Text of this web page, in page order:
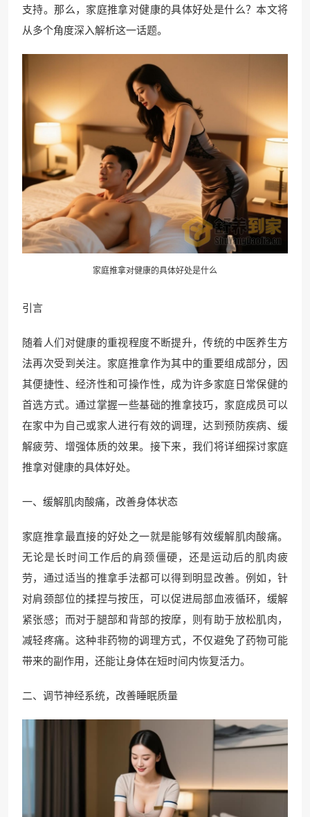
支持。那么，家庭推拿对健康的具体好处是什么？本文将
从多个角度深入解析这一话题。
家庭推拿对健康的具体好处是什么
引言
随着人们对健康的重视程度不断提升，传统的中医养生方
法再次受到关注。家庭推拿作为其中的重要组成部分，因
其便捷性、经济性和可操作性，成为许多家庭日常保健的
首选方式。通过掌握一些基础的推拿技巧，家庭成员可以
在家中为自己或家人进行有效的调理，达到预防疾病、缓
解疲劳、增强体质的效果。接下来，我们将详细探讨家庭
推拿对健康的具体好处。
一、缓解肌肉酸痛，改善身体状态
家庭推拿最直接的好处之一就是能够有效缓解肌肉酸痛。
无论是长时间工作后的肩颈僵硬，还是运动后的肌肉疲
劳，通过适当的推拿手法都可以得到明显改善。例如，针
对肩颈部位的揉捏与按压，可以促进局部血液循环，缓解
紧张感；而对于腿部和背部的按摩，则有助于放松肌肉，
减轻疼痛。这种非药物的调理方式，不仅避免了药物可能
带来的副作用，还能让身体在短时间内恢复活力。
二、调节神经系统，改善睡眠质量